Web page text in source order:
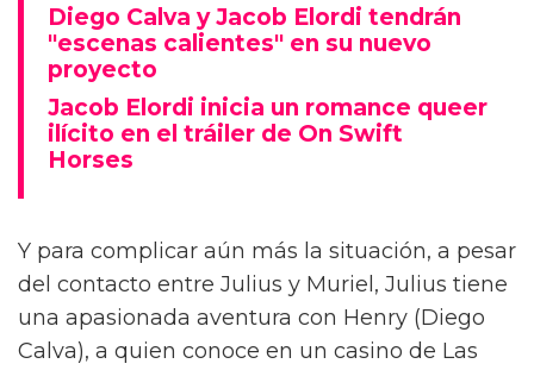
Diego Calva y Jacob Elordi tendrán
"escenas calientes" en su nuevo
proyecto
Jacob Elordi inicia un romance queer
ilícito en el tráiler de On Swift
Horses
Y para complicar aún más la situación, a pesar
del contacto entre Julius y Muriel, Julius tiene
una apasionada aventura con Henry (Diego
Calva), a quien conoce en un casino de Las